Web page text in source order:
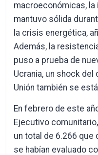
macroeconómicas,
mantuvo sólida
la crisis energética,
Además, la
puso a prueba de
Ucrania, un shock del
Unión también se
En febrero de este
Ejecutivo
un total de 6.266 que
se habían evaluado